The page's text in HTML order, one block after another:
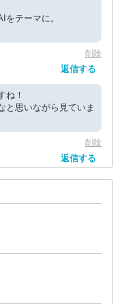
テーマに。
削除
返信する
ね！
と思いながら見ていま
削除
返信する